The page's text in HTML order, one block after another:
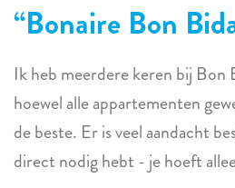
Bonaire Bon
Ik heb meerdere keren bij Bon
hoewel alle appartementen
de beste. Er is veel aandacht
direct nodig hebt - je hoeft